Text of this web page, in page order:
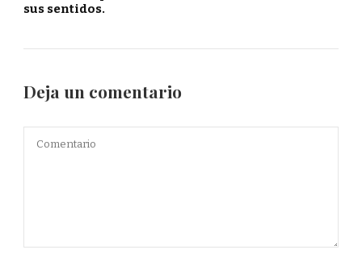
sus sentidos.
Deja un comentario